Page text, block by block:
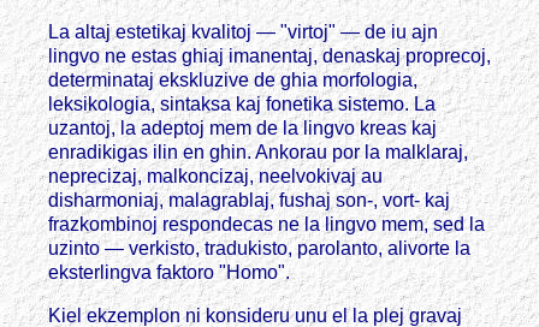
La altaj estetikaj kvalitoj — "virtoj" — de iu ajn
lingvo ne estas ghiaj imanentaj, denaskaj proprecoj,
determinataj ekskluzive de ghia morfologia,
leksikologia, sintaksa kaj fonetika sistemo. La
uzantoj, la adeptoj mem de la lingvo kreas kaj
enradikigas ilin en ghin. Ankorau por la malklaraj,
neprecizaj, malkoncizaj, neelvokivaj au
disharmoniaj, malagrablaj, fushaj son-, vort- kaj
frazkombinoj respondecas ne la lingvo mem, sed la
uzinto — verkisto, tradukisto, parolanto, alivorte la
eksterlingva faktoro "Homo".
Kiel ekzemplon ni konsideru unu el la plej gravaj